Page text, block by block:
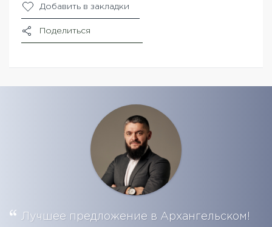
Добавить в закладки
Поделиться
Лучшее предложение в Архангельском!